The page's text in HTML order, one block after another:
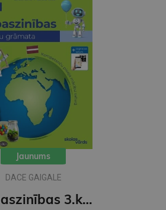
Jaunums
DACE GAIGALE
Dabaszinības 3.klasei MG Skolas vārds